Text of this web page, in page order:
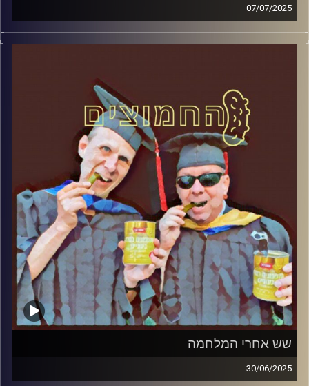
07/07/2025
המערכת הפוליטית על ספת הפסיכולוג, עם פרופסור בועז בן-
דוד ופרופסור גלעד הירשברגר
קרדיט תמונות:AudioVersity
שש אחרי המלחמה
30/06/2025